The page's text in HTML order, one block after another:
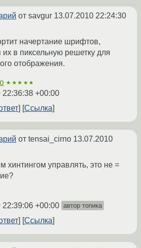
от savgur 13.07.2010 22:24:30
начертание шрифтов,
в пиксельную решетку для
отображения.
★★★★★
22:36:38 +00:00
Ссылка
от tensai_cirno 13.07.2010
хинтингом управлять, это не =
22:39:06 +00:00 автор топика
Ссылка